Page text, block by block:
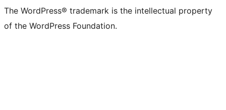
The WordPress® trademark is the intellectual property
of the WordPress Foundation.